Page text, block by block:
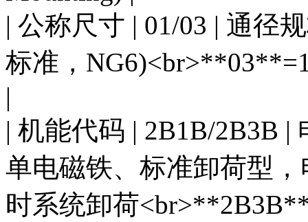
| 公称尺寸 | 01/03 | 通径
标准，
|
| 机能代码 | 2B1B/2B3B
单电磁铁、标准卸荷型
时系统卸荷